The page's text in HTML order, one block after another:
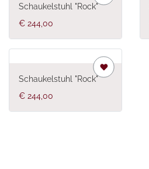
Schaukelstuhl "Rock"
€ 244,00
Schaukelstuhl "Rock"
€ 244,00